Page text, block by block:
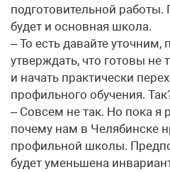
подготовительной
будет и основная школа.
– То есть давайте
утверждать, что готовы не
и начать практически
профильного обучения.
– Совсем не так. Но пока я
почему нам в Челябинске
профильной школы.
будет уменьшена